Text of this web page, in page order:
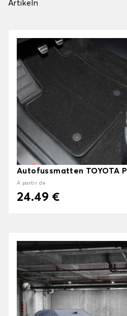
Artikeln
Autofussmatten TOYOTA
À partir de
24.49 €